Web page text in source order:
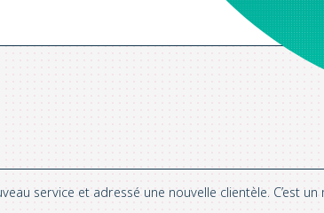
service et adressé une nouvelle clientèle. C’est un